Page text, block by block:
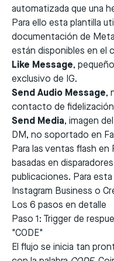
automatizada que una
Para ello esta plantilla
documentación de
están disponibles en el
Like Message,
exclusivo de IG.
Send Audio Message,
contacto de
Send Media, imagen
DM, no soportado en
Para las ventas flash
basadas en
publicaciones. Para
Instagram Business o
Los 6 pasos en detalle
Paso 1: Trigger de
"CODE"
El flujo se inicia tan